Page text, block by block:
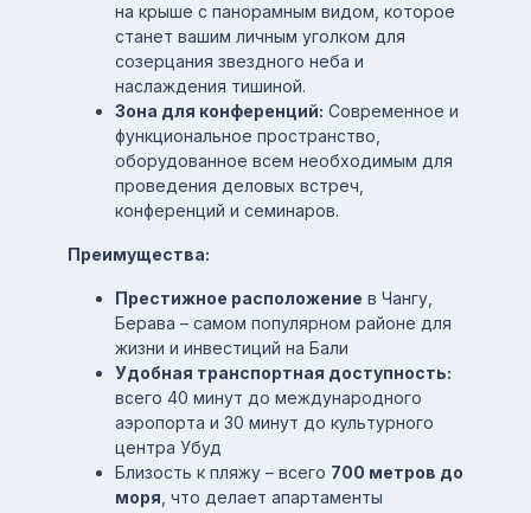
на крыше с панорамным видом, которое
станет вашим личным уголком для
созерцания звездного неба и
наслаждения тишиной.
Зона для конференций: Современное и
функциональное пространство,
оборудованное всем необходимым для
проведения деловых встреч,
конференций и семинаров.
Преимущества:
Престижное расположение в Чангу,
Берава – самом популярном районе для
жизни и инвестиций на Бали
Удобная транспортная доступность:
всего 40 минут до международного
аэропорта и 30 минут до культурного
центра Убуд
Близость к пляжу – всего 700 метров до
моря , что делает апартаменты